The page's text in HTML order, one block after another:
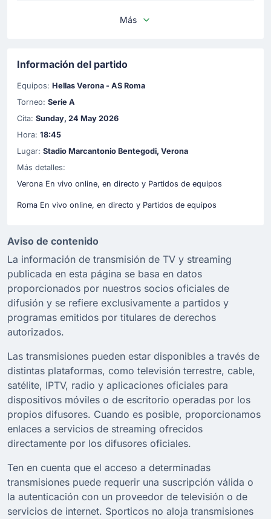
Más
Información del partido
Equipos: Hellas Verona - AS Roma
Torneo: Serie A
Cita: Sunday, 24 May 2026
Hora: 18:45
Lugar: Stadio Marcantonio Bentegodi, Verona
Más detalles:
Verona En vivo online, en directo y Partidos de equipos
Roma En vivo online, en directo y Partidos de equipos
Aviso de contenido
La información de transmisión de TV y streaming
publicada en esta página se basa en datos
proporcionados por nuestros socios oficiales de
difusión y se refiere exclusivamente a partidos y
programas emitidos por titulares de derechos
autorizados.
Las transmisiones pueden estar disponibles a través de
distintas plataformas, como televisión terrestre, cable,
satélite, IPTV, radio y aplicaciones oficiales para
dispositivos móviles o de escritorio operadas por los
propios difusores. Cuando es posible, proporcionamos
enlaces a servicios de streaming ofrecidos
directamente por los difusores oficiales.
Ten en cuenta que el acceso a determinadas
transmisiones puede requerir una suscripción válida o
la autenticación con un proveedor de televisión o de
servicios de internet. Sporticos no aloja transmisiones